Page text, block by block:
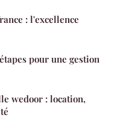
: l'excellence
pour une gestion
wedoor : location,